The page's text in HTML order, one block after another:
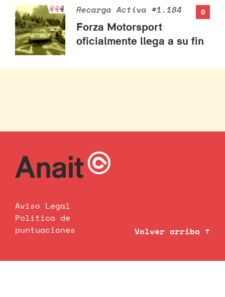
0
Recarga Activa #1.184
Forza Motorsport
oficialmente llega a su fin
Aviso Legal
Política de
puntuaciones
Volver arriba ↑